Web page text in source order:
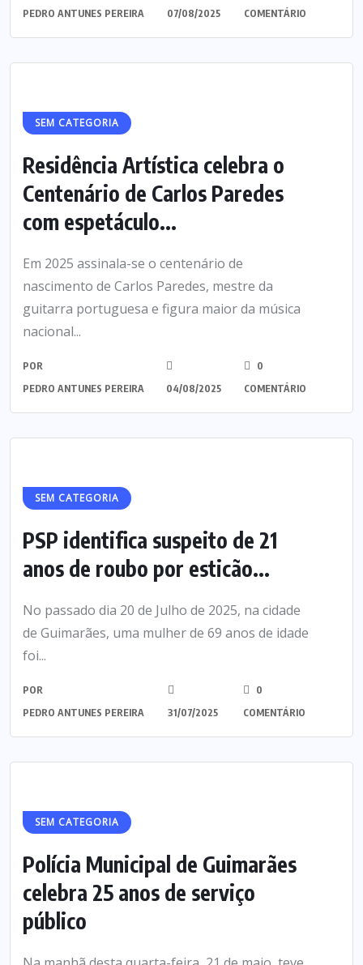
PEDRO ANTUNES PEREIRA
07/08/2025
COMENTÁRIO
SEM CATEGORIA
Residência Artística celebra o
Centenário de Carlos Paredes
com espetáculo...
Em 2025 assinala-se o centenário de
nascimento de Carlos Paredes, mestre da
guitarra portuguesa e figura maior da música
nacional...
POR
PEDRO ANTUNES PEREIRA
04/08/2025
0
COMENTÁRIO
SEM CATEGORIA
PSP identifica suspeito de 21
anos de roubo por esticão...
No passado dia 20 de Julho de 2025, na cidade
de Guimarães, uma mulher de 69 anos de idade
foi...
POR
PEDRO ANTUNES PEREIRA
31/07/2025
0
COMENTÁRIO
SEM CATEGORIA
Polícia Municipal de Guimarães
celebra 25 anos de serviço
público